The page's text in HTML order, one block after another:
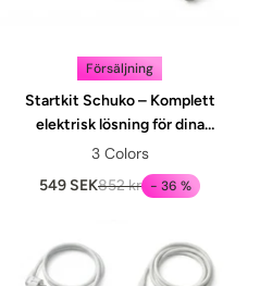
Försäljning
Startkit Schuko – Komplett
elektrisk lösning för dina
behov
3 Colors
549 SEK852 kr - 36 %